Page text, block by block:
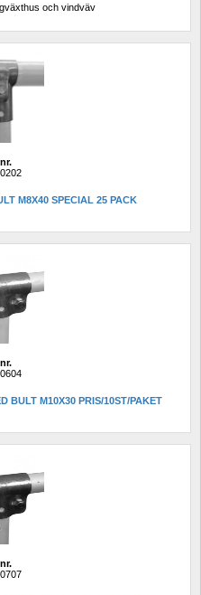
och vindväv
M8X40 SPECIAL 25 PACK
BULT M10X30 PRIS/10ST/PAKET